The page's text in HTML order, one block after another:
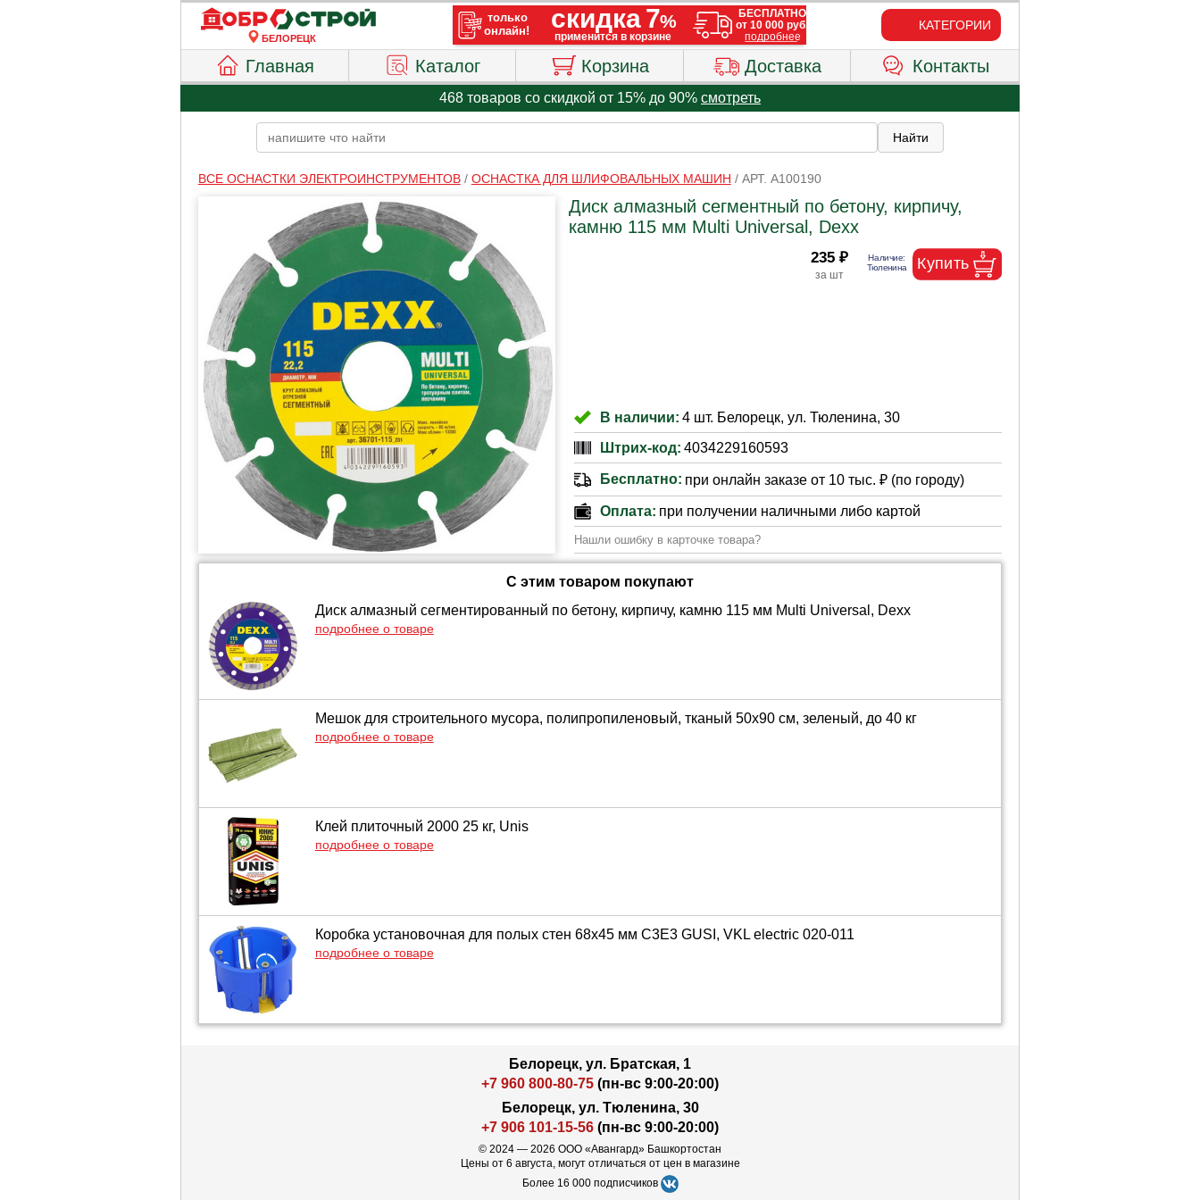
БЕЛОРЕЦК
КАТЕГОРИИ
Главная Каталог Корзина Доставка Контакты
468 товаров со скидкой от 15% до 90% смотреть
ВСЕ ОСНАСТКИ ЭЛЕКТРОИНСТРУМЕНТОВ/ ОСНАСТКА ДЛЯ ШЛИФОВАЛЬНЫХ МАШИН / АРТ. A100190
Диск алмазный сегментный по бетону, кирпичу,
камню 115 мм Multi Universal, Dexx
235 ₽
В наличии: 4 шт. Белорецк, ул. Тюленина, 30
Штрих-код: 4034229160593
Бесплатно: при онлайн заказе от 10 тыс. ₽ (по городу)
Оплата: при получении наличными либо картой
Нашли ошибку в карточке товара?
С этим товаром покупают
Диск алмазный сегментированный по бетону, кирпичу, камню 115 мм Multi Universal, Dexx
подробнее о товаре
Мешок для строительного мусора, полипропиленовый, тканый 50х90 см, зеленый, до 40 кг
подробнее о товаре
Клей плиточный 2000 25 кг, Unis
подробнее о товаре
Коробка установочная для полых стен 68х45 мм С3E3 GUSI, VKL electric 020-011
подробнее о товаре
Белорецк, ул. Братская, 1
+7 960 800-80-75 (пн-вс 9:00-20:00)
Белорецк, ул. Тюленина, 30
+7 906 101-15-56 (пн-вс 9:00-20:00)
© 2024 — 2026 ООО «Авангард» Башкортостан
Цены от 6 августа, могут отличаться от цен в магазине
Более 16 000 подписчиков